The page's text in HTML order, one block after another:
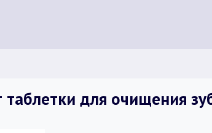
таблетки для очищения